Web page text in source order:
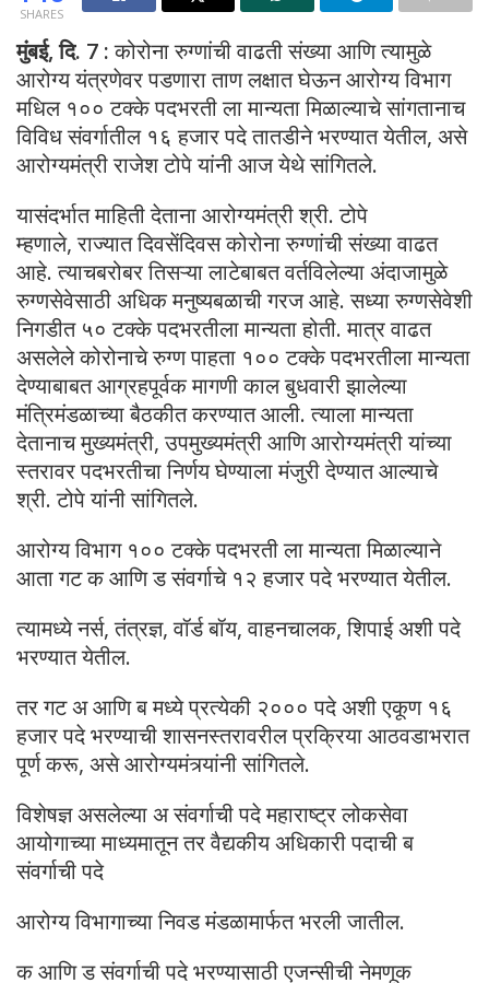
SHARES
मुंबई, दि. 7 :कोरोना रुग्णांची वाढती संख्या आणि त्यामुळे
आरोग्य यंत्रणेवर पडणारा ताण लक्षात घेऊन आरोग्य विभाग
मधिल १०० टक्के पदभरती ला मान्यता मिळाल्याचे सांगतानाच
विविध संवर्गातील १६ हजार पदे तातडीने भरण्यात येतील, असे
आरोग्यमंत्री राजेश टोपे यांनी आज येथे सांगितले.
यासंदर्भात माहिती देताना आरोग्यमंत्री श्री. टोपे
म्हणाले, राज्यात दिवसेंदिवस कोरोना रुग्णांची संख्या वाढत
आहे. त्याचबरोबर तिसऱ्या लाटेबाबत वर्तविलेल्या अंदाजामुळे
रुग्णसेवेसाठी अधिक मनुष्यबळाची गरज आहे. सध्या रुग्णसेवेशी
निगडीत ५० टक्के पदभरतीला मान्यता होती. मात्र वाढत
असलेले कोरोनाचे रुग्ण पाहता १०० टक्के पदभरतीला मान्यता
देण्याबाबत आग्रहपूर्वक मागणी काल बुधवारी झालेल्या
मंत्रिमंडळाच्या बैठकीत करण्यात आली. त्याला मान्यता
देतानाच मुख्यमंत्री, उपमुख्यमंत्री आणि आरोग्यमंत्री यांच्या
स्तरावर पदभरतीचा निर्णय घेण्याला मंजुरी देण्यात आल्याचे
श्री. टोपे यांनी सांगितले.
आरोग्य विभाग १०० टक्के पदभरती ला मान्यता मिळाल्याने
आता गट क आणि ड संवर्गाचे १२ हजार पदे भरण्यात येतील.
त्यामध्ये नर्स, तंत्रज्ञ, वॉर्ड बॉय, वाहनचालक, शिपाई अशी पदे
भरण्यात येतील.
तर गट अ आणि ब मध्ये प्रत्येकी २००० पदे अशी एकूण १६
हजार पदे भरण्याची शासनस्तरावरील प्रक्रिया आठवडाभरात
पूर्ण करू, असे आरोग्यमंत्र्यांनी सांगितले.
विशेषज्ञ असलेल्या अ संवर्गाची पदे महाराष्ट्र लोकसेवा
आयोगाच्या माध्यमातून तर वैद्यकीय अधिकारी पदाची ब
संवर्गाची पदे
आरोग्य विभागाच्या निवड मंडळामार्फत भरली जातील.
क आणि ड संवर्गाची पदे भरण्यासाठी एजन्सीची नेमणूक